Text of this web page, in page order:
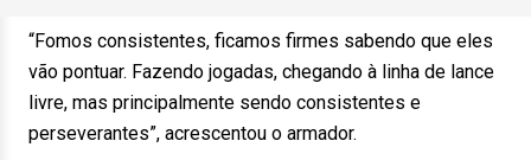
“Fomos consistentes, ficamos firmes sabendo que eles
vão pontuar. Fazendo jogadas, chegando à linha de lance
livre, mas principalmente sendo consistentes e
perseverantes”, acrescentou o armador.